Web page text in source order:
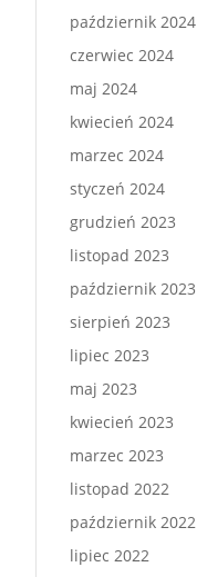
październik 2024
czerwiec 2024
maj 2024
kwiecień 2024
marzec 2024
styczeń 2024
grudzień 2023
listopad 2023
październik 2023
sierpień 2023
lipiec 2023
maj 2023
kwiecień 2023
marzec 2023
listopad 2022
październik 2022
lipiec 2022